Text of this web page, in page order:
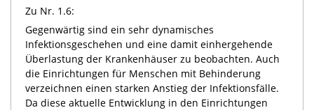
Zu Nr. 1.6:
Gegenwärtig sind ein sehr dynamisches
Infektionsgeschehen und eine damit einhergehende
Überlastung der Krankenhäuser zu beobachten. Auch
die Einrichtungen für Menschen mit Behinderung
verzeichnen einen starken Anstieg der Infektionsfälle.
Da diese aktuelle Entwicklung in den Einrichtungen